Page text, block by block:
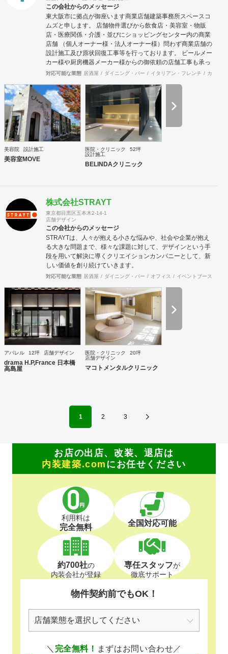
この会社からのメッセージ
東大阪市に拠点が御座います商業店舗建築事務所スペースコ
ムズと申します。 店舗物件選びから飲食店・美容室・物販
店・医療関係・介護・並びにショッピングセンター内の商業
店舗 （個人オーナー様・法人オーナー様）問わず商業店舗の
設計施工及び原状回復工事等を行っております。 ビールメー
カー様や厨房機器メーカー様からの御依頼の店舗工事も承っ
ております。 御予算及び動線・デザインをトータルに最良の
タルにサポート致しますので一度御見積りさせて頂ければ幸
いです。 施工例に付きましては当社ホームページを拝見して
頂ければ御確認出来ますので！宜しくお願いします。
対応可能な業態 居酒屋 ダイニング・バー イタリアン・フレンチ カフェ
美容院 設計施工
美容室MOVE
医院・クリニック
52坪
設計施工
BELINDAクリニック
株式会社STRAYT
東京都目黒区五本木2-14-1
店舗デザイン
この会社からのメッセージ
STRAYTは、人々が抱える小さな悩みや、社会や企業が抱え
る大きな問題まで、様々な課題に対して、デザインという手
段を用いて解決に導くクリエイションカンパニーとして、新
しい価値を創り続けていきます。
対応可能な業態 居酒屋 ダイニング・バー オフィス イベントブース・シ
アパレル 12坪 店舗デザイン
drama H.P,France 日本橋
高島屋
医院・クリニック
20坪
店舗デザイン
マコトメンタルクリニック
1 2 3
お店の出店、改装、退店は
内装建築.com にお任せください
利用料は
完全無料 全国対応可能
約700社の
内装会社が登録
専任スタッフが
徹底サポート
物件契約前でもOK！
＼ 完全無料！ まずはお問い合わせ／